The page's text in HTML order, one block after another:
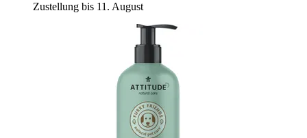
Zustellung bis 11. August